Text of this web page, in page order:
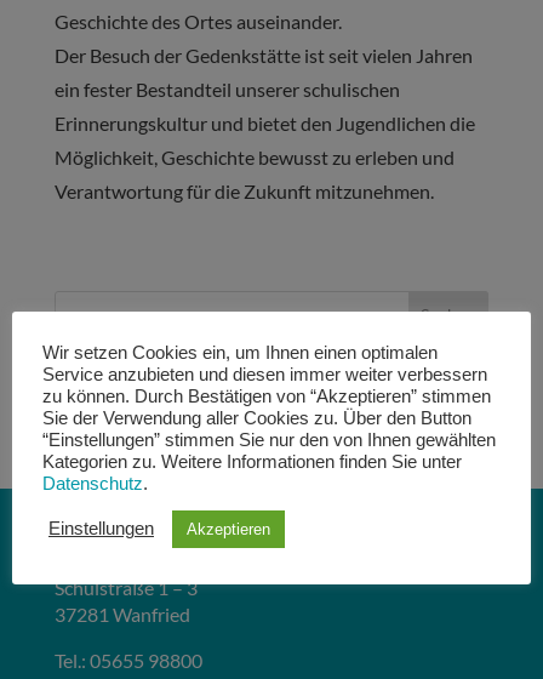
Geschichte des Ortes auseinander.
Der Besuch der Gedenkstätte ist seit vielen Jahren
ein fester Bestandteil unserer schulischen
Erinnerungskultur und bietet den Jugendlichen die
Möglichkeit, Geschichte bewusst zu erleben und
Verantwortung für die Zukunft mitzunehmen.
Aktuelles 134
Anne-Frank-Schule Wanfried
Schulstraße 1 – 3
37281 Wanfried
Tel.: 05655 98800
Wir setzen Cookies ein, um Ihnen einen optimalen
Service anzubieten und diesen immer weiter verbessern
zu können. Durch Bestätigen von “Akzeptieren” stimmen
Sie der Verwendung aller Cookies zu. Über den Button
“Einstellungen” stimmen Sie nur den von Ihnen gewählten
Kategorien zu. Weitere Informationen finden Sie unter
Datenschutz.
Einstellungen Akzeptieren